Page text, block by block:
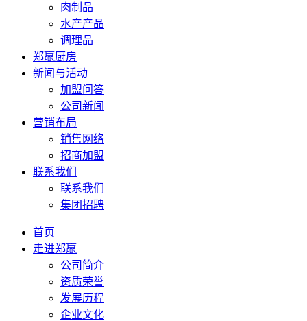
肉制品
水产产品
调理品
郑赢厨房
新闻与活动
加盟问答
公司新闻
营销布局
销售网络
招商加盟
联系我们
联系我们
集团招聘
首页
走进郑赢
公司简介
资质荣誉
发展历程
企业文化